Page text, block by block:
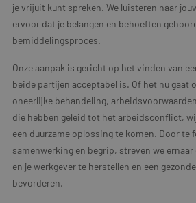
je vrijuit kunt spreken. We luisteren naar
ervoor dat je belangen en behoeften
bemiddelingsproces.
Onze aanpak is gericht op het vinden van
beide partijen acceptabel is. Of het nu gaat
oneerlijke behandeling,
die hebben geleid tot het arbeidsconflict,
een duurzame oplossing te komen. Door te
samenwerking en begrip, streven we
en je werkgever te herstellen en een
bevorderen.